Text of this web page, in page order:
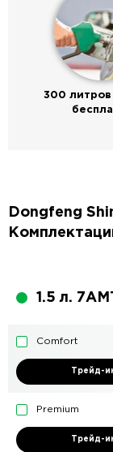
300 литров
Dongfeng
1.5 л.
Comfort
Трейд-
Premium
Трейд-